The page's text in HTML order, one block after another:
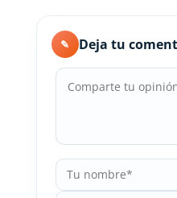
✎ Deja tu